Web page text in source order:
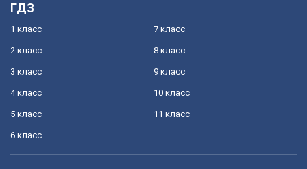
ГДЗ
1 класс
2 класс
3 класс
4 класс
5 класс
6 класс
7 класс
8 класс
9 класс
10 класс
11 класс